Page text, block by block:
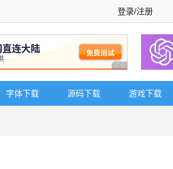
登录/注册
广告 商业广告，理
字体下载 源码下载 游戏下载